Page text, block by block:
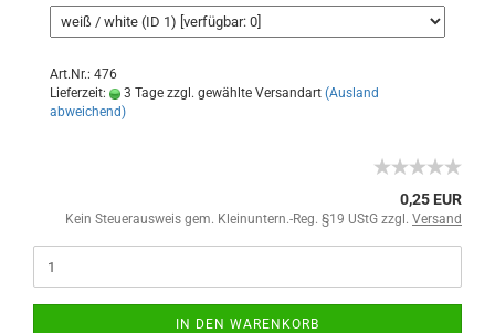
Art.Nr.: 476
Lieferzeit:
3 Tage zzgl. gewählte Versandart (Ausland
abweichend)
0,25 EUR
Kein Steuerausweis gem. Kleinuntern.-Reg. §19 UStG zzgl. Versand
IN DEN WARENKORB